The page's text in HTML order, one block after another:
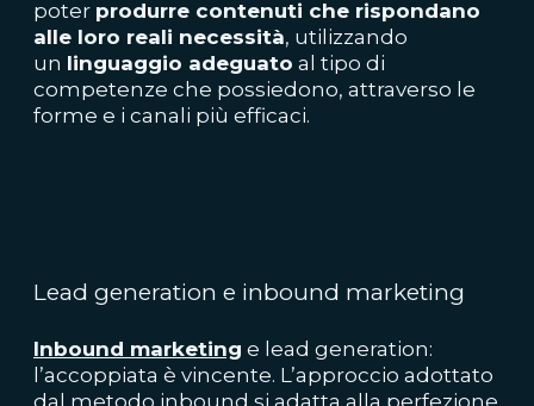
poter produrre contenuti che rispondano
alle loro reali necessità, utilizzando
un linguaggio adeguato al tipo di
competenze che possiedono, attraverso le
forme e i canali più efficaci.
Lead generation e inbound marketing
Inbound marketing e lead generation:
l’accoppiata è vincente. L’approccio adottato
dal metodo inbound si adatta alla perfezione